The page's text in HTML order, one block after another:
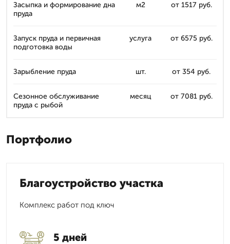
Засыпка и формирование дна
пруда
м2 от 1517 руб.
Запуск пруда и первичная
подготовка воды
услуга от 6575 руб.
Зарыбление пруда шт. от 354 руб.
Сезонное обслуживание
пруда с рыбой
месяц от 7081 руб.
Портфолио
Благоустройство участка
Комплекс работ под ключ
5 дней